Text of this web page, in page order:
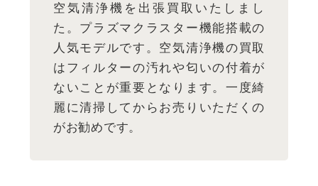
空気清浄機を出張買取いたしまし
た。プラズマクラスター機能搭載の
人気モデルです。空気清浄機の買取
はフィルターの汚れや匂いの付着が
ないことが重要となります。一度綺
麗に清掃してからお売りいただくの
がお勧めです。